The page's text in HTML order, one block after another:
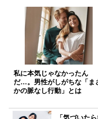
私に本気じゃなかったん
だ…。男性がしがちな「ま
かの脈なし行動」とは
「気づいた